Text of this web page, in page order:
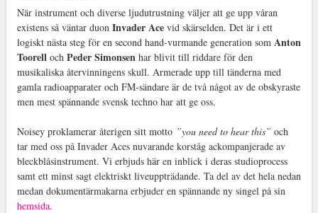
När instrument och diverse ljudutrustning väljer att ge upp våran
existens så väntar duon Invader Acevid skärselden. Det är i ett
logiskt nästa steg för en second hand-vurmande generation som Anton
Toorell och Peder Simonsen har blivit till riddare för den
musikaliska återvinningens skull. Armerade upp till tänderna med
gamla radioapparater och FM-sändare är de två något av de obskyraste
men mest spännande svensk techno har att ge oss.
Noisey proklamerar återigen sitt motto ”you need to hear this” och
tar med oss på Invader Aces nuvarande korståg ackompanjerade av
bleckblåsinstrument. Vi erbjuds här en inblick i deras studioprocess
samt ett minst sagt elektriskt liveuppträdande. Ta del av det hela nedan
medan dokumentärmakarna erbjuder en spännande ny singel på sin
hemsida.